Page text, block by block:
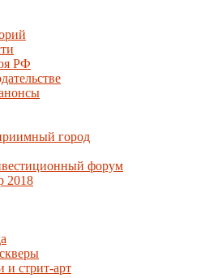
РФ
город
форум
2018
и стрит-арт